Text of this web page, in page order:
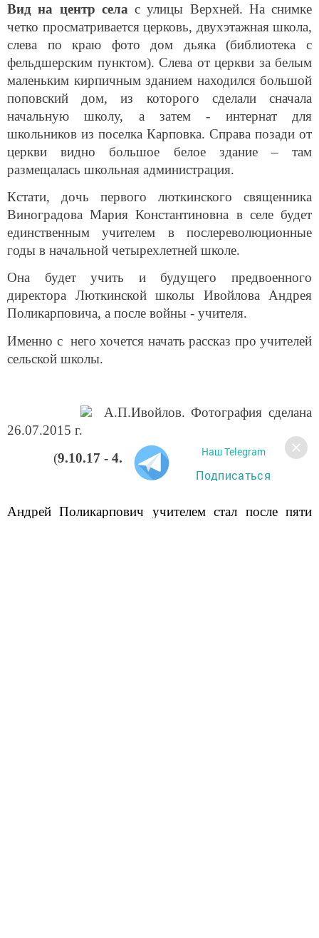
Вид на центр села с улицы Верхней. На снимке
четко просматривается церковь, двухэтажная школа,
слева по краю фото дом дьяка (библиотека с
фельдшерским пунктом). Слева от церкви за белым
маленьким кирпичным зданием находился большой
поповский дом, из которого сделали сначала
начальную школу, а затем - интернат для
школьников из поселка Карповка. Справа позади от
церкви видно большое белое здание – там
размещалась школьная администрация.
Кстати, дочь первого люткинского священника
Виноградова Мария Константиновна в селе будет
единственным учителем в послереволюционные
годы в начальной четырехлетней школе.
Она будет учить и будущего предвоенного
директора Люткинской школы Ивойлова Андрея
Поликарповича, а после войны - учителя.
Именно с него хочется начать рассказ про учителей
сельской школы.
А.П.Ивойлов. Фотография сделана
26.07.2015 г.
(9.10.17 - 4.06.2017)
Андрей Поликарпович учителем стал после пяти
Наш Telegram
Подписаться